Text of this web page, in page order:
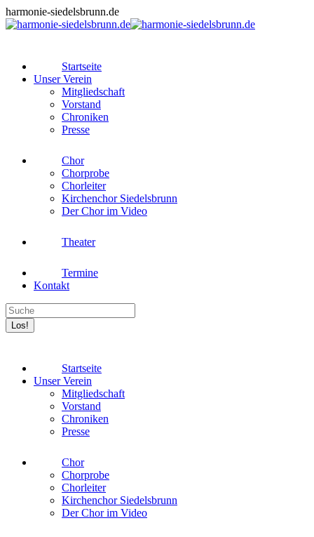
Zum
Inhalt
harmonie-siedelsbrunn.de
Startseite
Unser Verein
Mitgliedschaft
Vorstand
Chroniken
Presse
Chor
Chorprobe
Chorleiter
Kirchenchor Siedelsbrunn
Der Chor im Video
Theater
Termine
Kontakt
Search:
Startseite
Unser Verein
Mitgliedschaft
Vorstand
Chroniken
Presse
Chor
Chorprobe
Chorleiter
Kirchenchor Siedelsbrunn
Der Chor im Video